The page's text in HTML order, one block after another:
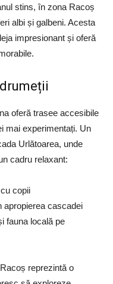
stins, în zona Racoș
albi și galbeni. Acesta
impresionant și oferă
oferă trasee accesibile
mai experimentați. Un
Urlătoarea, unde
cadru relaxant:
copii
apropierea cascadei
fauna locală pe
reprezintă o